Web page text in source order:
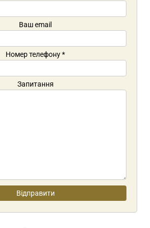
Ваш email
Номер телефону*
Запитання